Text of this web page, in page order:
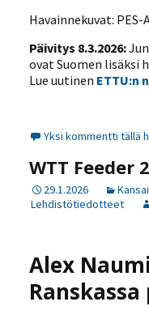
Havainnekuvat:
Päivitys 8.3.2026:
ovat Suomen lisäksi
Lue uutinen ETTU:n
Yksi kommentti tällä
WTT Feeder
29.1.2026
Lehdistötiedotteet
Alex